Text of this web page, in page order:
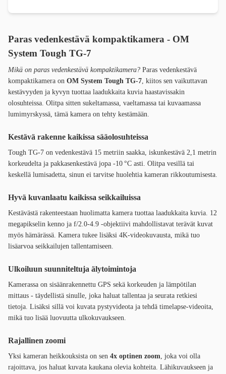
Paras vedenkestävä kompaktikamera - OM
System Tough TG-7
Mikä on paras vedenkestävä kompaktikamera? Paras vedenkestävä
kompaktikamera on OM System Tough TG-7, kiitos sen vaikuttavan
kestävyyden ja kyvyn tuottaa laadukkaita kuvia haastavissakin
olosuhteissa. Olitpa sitten sukeltamassa, vaeltamassa tai kuvaamassa
lumimyrskyssä, tämä kamera on tehty kestämään.
Kestävä rakenne kaikissa sääolosuhteissa
Tough TG-7 on vedenkestävä 15 metriin saakka, iskunkestävä 2,1 metrin
korkeudelta ja pakkasenkestävä jopa -10 °C asti. Olitpa vesillä tai
keskellä lumisadetta, sinun ei tarvitse huolehtia kameran rikkoutumisesta.
Hyvä kuvanlaatu kaikissa seikkailuissa
Kestävästä rakenteestaan huolimatta kamera tuottaa laadukkaita kuvia. 12
megapikselin kenno ja f/2.0-4.9 -objektiivi mahdollistavat terävät kuvat
myös hämärässä. Kamera tukee lisäksi 4K-videokuvausta, mikä tuo
lisäarvoa seikkailujen tallentamiseen.
Ulkoiluun suunniteltuja älytoimintoja
Kamerassa on sisäänrakennettu GPS sekä korkeuden ja lämpötilan
mittaus - täydellistä sinulle, joka haluat tallentaa ja seurata retkiesi
tietoja. Lisäksi sillä voi kuvata pystyvideota ja tehdä timelapse-videoita,
mikä tuo lisää luovuutta ulkokuvaukseen.
Rajallinen zoomi
Yksi kameran heikkouksista on sen 4x optinen zoom, joka voi olla
rajoittava, jos haluat kuvata kaukana olevia kohteita. Lähikuvaukseen ja